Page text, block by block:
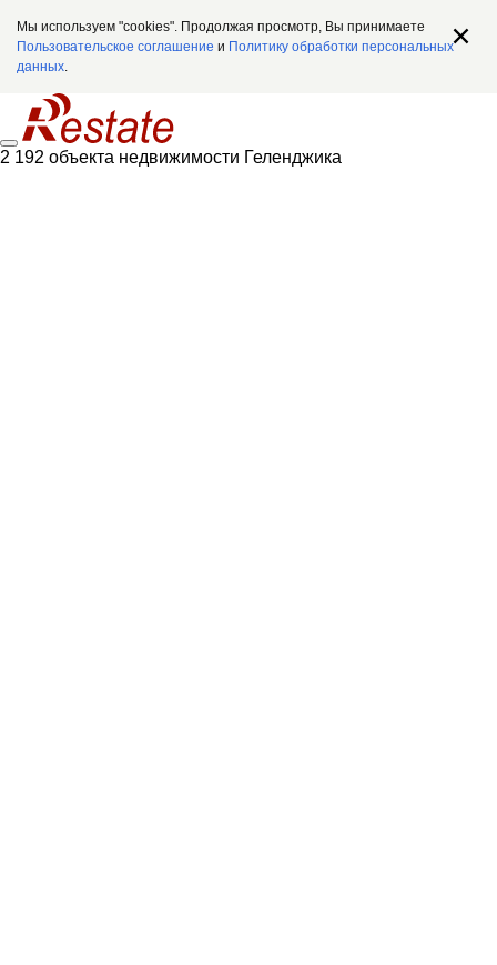
Мы используем "cookies". Продолжая просмотр, Вы принимаете
Пользовательское соглашение и Политику обработки персональных
данных.
2 192 объекта недвижимости Геленджика